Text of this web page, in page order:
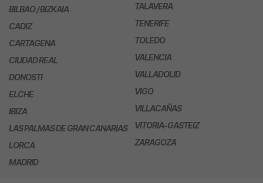
BILBAO / BIZKAIA
CADIZ
CARTAGENA
CIUDAD REAL
DONOSTI
ELCHE
IBIZA
LAS PALMAS DE GRAN CANARIAS
LORCA
MADRID
TALAVERA
TENERIFE
TOLEDO
VALENCIA
VALLADOLID
VIGO
VILLACAÑAS
VITORIA-GASTEIZ
ZARAGOZA